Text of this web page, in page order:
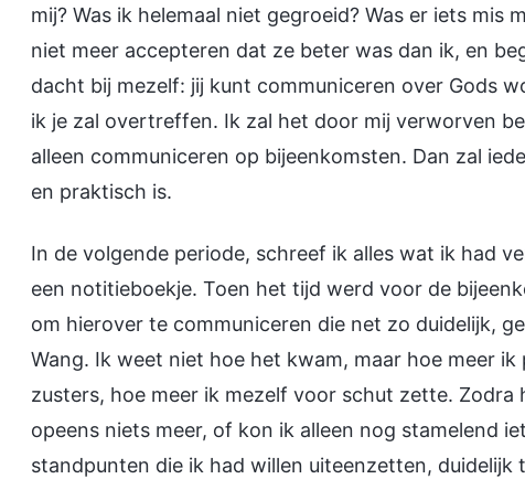
mij? Was ik helemaal niet gegroeid? Was er iets mis
niet meer accepteren dat ze beter was dan ik, en
dacht bij mezelf: jij kunt communiceren over Gods
ik je zal overtreffen. Ik zal het door mij verworven
alleen communiceren op bijeenkomsten. Dan zal
en praktisch is.
In de volgende periode, schreef ik alles wat ik had
een notitieboekje. Toen het tijd werd voor de
om hierover te communiceren die net zo duidelijk,
Wang. Ik weet niet hoe het kwam, maar hoe meer
zusters, hoe meer ik mezelf voor schut zette.
opeens niets meer, of kon ik alleen nog stamelend
standpunten die ik had willen uiteenzetten,